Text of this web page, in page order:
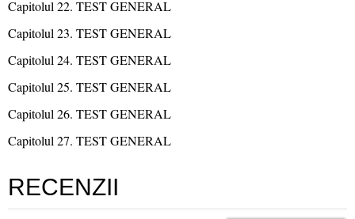
Capitolul 22. TEST GENERAL
Capitolul 23. TEST GENERAL
Capitolul 24. TEST GENERAL
Capitolul 25. TEST GENERAL
Capitolul 26. TEST GENERAL
Capitolul 27. TEST GENERAL
RECENZII